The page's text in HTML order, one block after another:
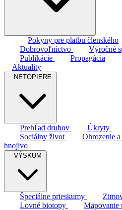
Pokyny pre platbu členského
Dobrovoľníctvo
Výročné
Publikácie
Propagácia
Aktuality
NETOPIERE
Prehľad druhov Úkryty
Sociálny život
Ohrozenie
hnojivo
VÝSKUM
Špeciálne prieskumy
Lovné biotopy
Mapovanie